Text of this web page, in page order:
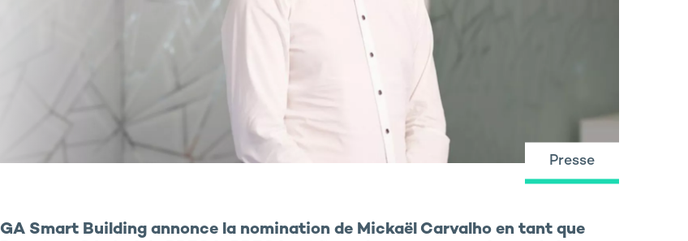
Presse
GA Smart Building annonce la nomination de Mickaël Carvalho en tant que